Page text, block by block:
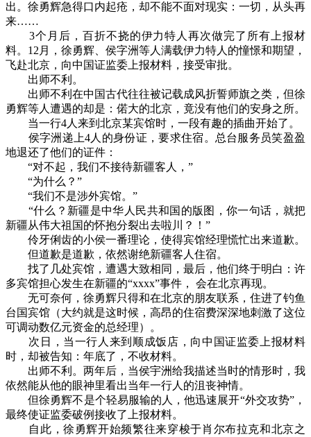
出。徐勇辉急得口内起疮，却不能不面对现实：一切，从头再
来……
3个月后，百折不挠的伊力特人再次做完了所有上报材
料。12月，徐勇辉、侯字洲等人满载伊力特人的憧憬和期望，
飞赴北京，向中国证监委上报材料，接受审批。
出师不利。
出师不利在中国古代往往被记载成风折誓师旗之类，但徐
勇辉等人遭遇的却是：偌大的北京，竟没有他们的安身之所。
当一行4人来到北京某宾馆时，一段有趣的插曲开始了。
侯字洲递上4人的身份证，要求住宿。总台服务员笑盈盈
地退还了他们的证件：
“对不起，我们不接待新疆客人，”
“为什么？”
“我们不是涉外宾馆。”
“什么？新疆是中华人民共和国的版图，你一句话，就把
新疆从伟大祖国的怀抱分裂出去啦川？！”
伶牙俐齿的小侯一番理论，使得宾馆经理慌忙出来道歉。
但道歉是道歉，依然谢绝新疆客人住宿。
找了几处宾馆，遭遇大致相同，最后，他们终于明白：许
多宾馆担心发生在新疆的“xxxx”事件， 会在北京再现。
无可奈何，徐勇辉只得和在北京的朋友联系，住进了钓鱼
台国宾馆（大约就是这时候，高昂的住宿费深深地刺激了这位
可调动数亿元资金的总经理）。
次日，当一行人来到顺成饭店，向中国证监委上报材料
时，却被告知：年底了，不收材料。
出师不利。两年后，当侯宇洲给我描述当时的情形时，我
依然能从他的眼神里看出当年一行人的沮丧神情。
但徐勇辉不是个轻易服输的人，他迅速展开“外交攻势”，
最终使证监委破例接收了上报材料。
自此，徐勇辉开始频繁往来穿梭于肖尔布拉克和北京之